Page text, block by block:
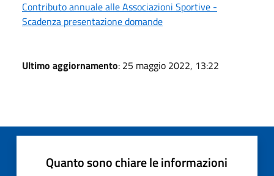
Contributo annuale alle Associazioni Sportive -
Scadenza presentazione domande
Ultimo aggiornamento: 25 maggio 2022, 13:22
Quanto sono chiare le informazioni